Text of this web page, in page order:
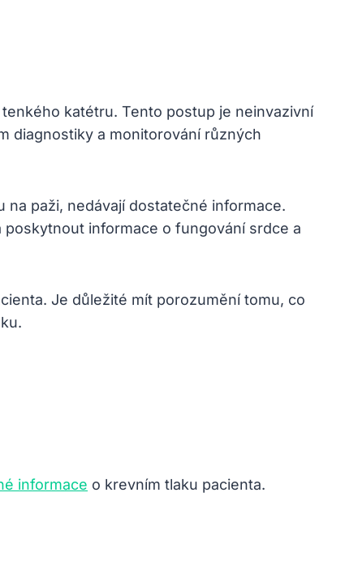
katétru. Tento postup je neinvazivní
diagnostiky a⁢ monitorování různých
paži, nedávají dostatečné ⁣informace.
informace o fungování srdce ​a
Je důležité mít porozumění ⁤tomu, co
informace ⁤o krevním tlaku pacienta.